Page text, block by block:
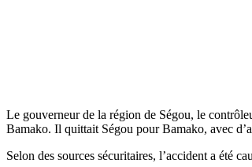
Le gouverneur de la région de Ségou, le
Bamako. Il quittait Ségou pour Bamako, avec
Selon des sources sécuritaires, l’accident a été